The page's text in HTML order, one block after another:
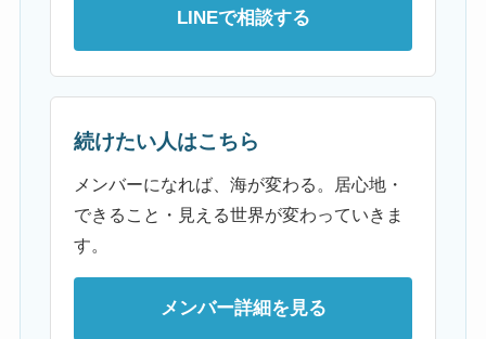
LINEで相談する
続けたい人はこちら
メンバーになれば、海が変わる。居心地・
できること・見える世界が変わっていきま
す。
メンバー詳細を見る